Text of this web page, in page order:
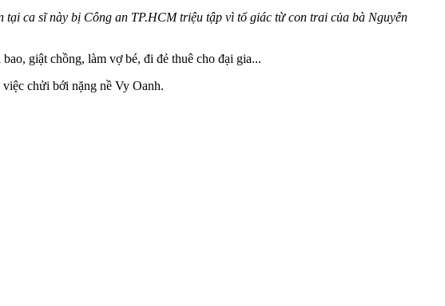
ca sĩ này bị Công an TP.HCM triệu tập vì tố giác từ con trai của bà Nguyễn
giật chồng, làm vợ bé, đi đẻ thuê cho đại gia...
chửi bới nặng nề Vy Oanh.